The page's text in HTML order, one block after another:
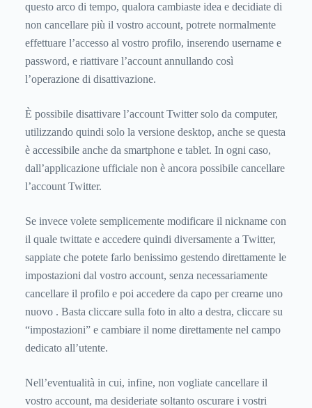
questo arco di tempo, qualora cambiaste idea e decidiate di
non cancellare più il vostro account, potrete normalmente
effettuare l’accesso al vostro profilo, inserendo username e
password, e riattivare l’account annullando così
l’operazione di disattivazione.
È possibile disattivare l’account Twitter solo da computer,
utilizzando quindi solo la versione desktop, anche se questa
è accessibile anche da smartphone e tablet. In ogni caso,
dall’applicazione ufficiale non è ancora possibile cancellare
l’account Twitter.
Se invece volete semplicemente modificare il nickname con
il quale twittate e accedere quindi diversamente a Twitter,
sappiate che potete farlo benissimo gestendo direttamente le
impostazioni dal vostro account, senza necessariamente
cancellare il profilo e poi accedere da capo per crearne uno
nuovo . Basta cliccare sulla foto in alto a destra, cliccare su
“impostazioni” e cambiare il nome direttamente nel campo
dedicato all’utente.
Nell’eventualità in cui, infine, non vogliate cancellare il
vostro account, ma desideriate soltanto oscurare i vostri